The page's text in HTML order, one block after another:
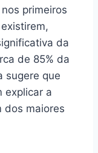
primeiros
da
de 85% da
sugere que
explicar a
dos maiores